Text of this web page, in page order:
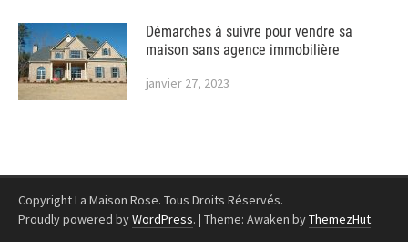
Démarches à suivre pour vendre sa
maison sans agence immobilière
janvier 27, 2023
Copyright La Maison Rose. Tous Droits Réservés.
Proudly powered byWordPress. | Theme: Awaken byThemezHut.